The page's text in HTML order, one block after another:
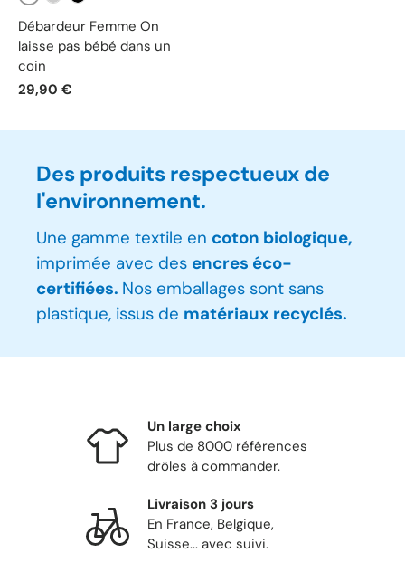
Blanc
Débardeur Femme On
laisse pas bébé dans un
coin
29,90 €
Des produits respectueux de
l'environnement.
Une gamme textile en coton biologique,
imprimée avec des encres éco-
certifiées. Nos emballages sont sans
plastique, issus de matériaux recyclés.
Un large choix
Plus de 8000 références
drôles à commander.
Livraison 3 jours
En France, Belgique,
Suisse... avec suivi.